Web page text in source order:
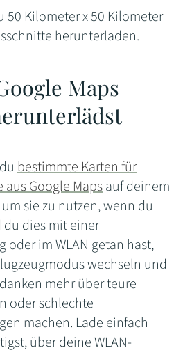
50 Kilometer x 50 Kilometer
herunterladen.
Maps
bestimmte Karten für
Google Mapsauf deinem
sie zu nutzen, wenn du
dies mit einer
im WLAN getan hast,
wechseln und
mehr über teure
oder schlechte
machen. Lade einfach
über deine WLAN-